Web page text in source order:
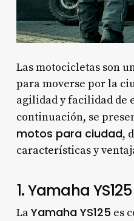
Las motocicletas son
para moverse por la
agilidad y facilidad de
continuación, se
motos para ciudad,
características y
1. Yamaha YS125
LaYamaha YS125 es